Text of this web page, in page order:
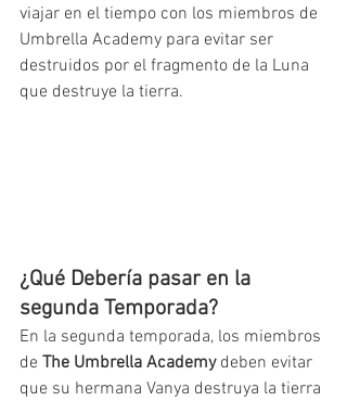
viajar en el tiempo con los miembros de
Umbrella Academy para evitar ser
destruidos por el fragmento de la Luna
que destruye la tierra.
¿Qué Debería pasar en la
segunda Temporada?
En la segunda temporada, los miembros
de The Umbrella Academy deben evitar
que su hermana Vanya destruya la tierra